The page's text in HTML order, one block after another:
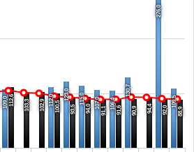
109,0 112,0 123,0 115,0 107,0 106,4
130,7
276,0
109,5
112,6 103,3 102,9 100,5 93,5 94,0 91,1 91,6 90,9 94,4 92,0 88,9